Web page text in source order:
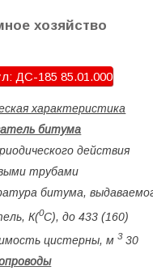
хозяйство
ДС-185 85.01.000
характеристика
битума
действия
трубами
битума,
К(0С), до 433 (160)
цистерны, м3 30